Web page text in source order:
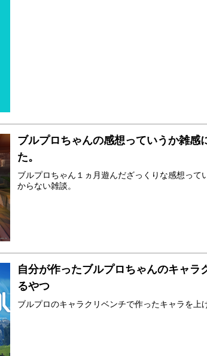
ブルプロちゃんの感想っていうか雑感
た。
ブルプロちゃん１ヵ月遊んだざっくりな感想って
からない雑談。
自分が作ったブルプロちゃんのキャラ
るやつ
ブルプロのキャラクリベンチで作ったキャラを上